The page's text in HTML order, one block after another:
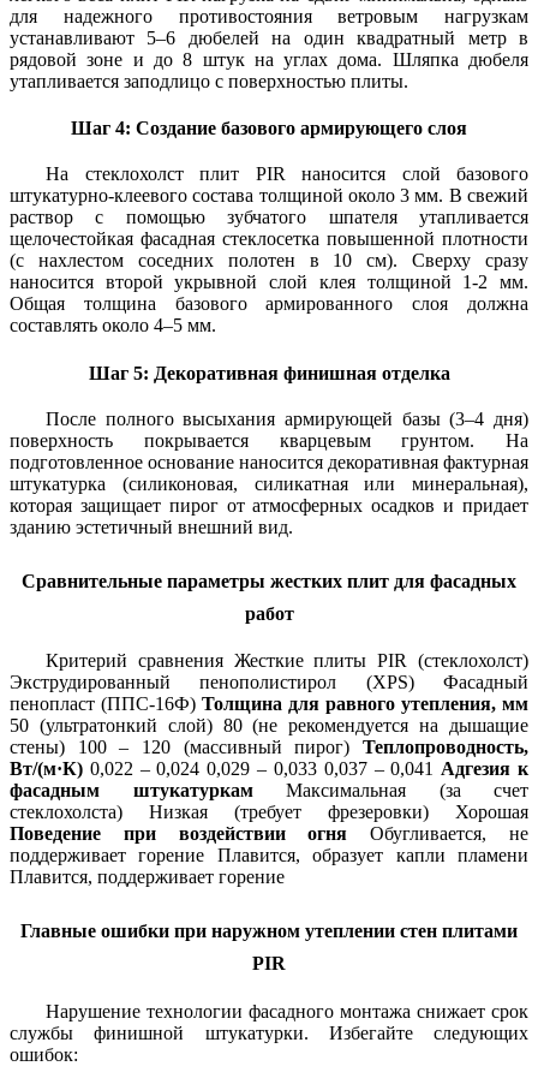
для надежного противостояния ветровым нагрузкам
устанавливают 5–6 дюбелей на один квадратный метр в
рядовой зоне и до 8 штук на углах дома. Шляпка дюбеля
утапливается заподлицо с поверхностью плиты.
Шаг 4: Создание базового армирующего слоя
На стеклохолст плит PIR наносится слой базового
штукатурно-клеевого состава толщиной около 3 мм. В свежий
раствор с помощью зубчатого шпателя утапливается
щелочестойкая фасадная стеклосетка повышенной плотности
(с нахлестом соседних полотен в 10 см). Сверху сразу
наносится второй укрывной слой клея толщиной 1-2 мм.
Общая толщина базового армированного слоя должна
составлять около 4–5 мм.
Шаг 5: Декоративная финишная отделка
После полного высыхания армирующей базы (3–4 дня)
поверхность покрывается кварцевым грунтом. На
подготовленное основание наносится декоративная фактурная
штукатурка (силиконовая, силикатная или минеральная),
которая защищает пирог от атмосферных осадков и придает
зданию эстетичный внешний вид.
Сравнительные параметры жестких плит для фасадных
работ
Критерий сравнения Жесткие плиты PIR (стеклохолст)
Экструдированный пенополистирол (XPS) Фасадный
пенопласт (ППС-16Ф) Толщина для равного утепления, мм
50 (ультратонкий слой) 80 (не рекомендуется на дышащие
стены) 100 – 120 (массивный пирог) Теплопроводность,
Вт/(м·К) 0,022 – 0,024 0,029 – 0,033 0,037 – 0,041Адгезия к
фасадным штукатуркамМаксимальная (за счет
стеклохолста) Низкая (требует фрезеровки) Хорошая
Поведение при воздействии огня Обугливается, не
поддерживает горение Плавится, образует капли пламени
Плавится, поддерживает горение
Главные ошибки при наружном утеплении стен плитами
PIR
Нарушение технологии фасадного монтажа снижает срок
службы финишной штукатурки. Избегайте следующих
ошибок: